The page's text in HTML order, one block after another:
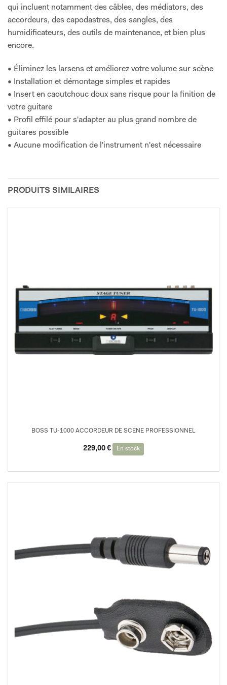
qui incluent notamment des câbles, des médiators, des
accordeurs, des capodastres, des sangles, des
humidificateurs, des outils de maintenance, et bien plus
encore.
• Éliminez les larsens et améliorez votre volume sur scène
• Installation et démontage simples et rapides
• Insert en caoutchouc doux sans risque pour la finition de
votre guitare
• Profil effilé pour s'adapter au plus grand nombre de
guitares possible
• Aucune modification de l'instrument n'est nécessaire
PRODUITS SIMILAIRES
BOSS TU-1000 ACCORDEUR DE SCENE PROFESSIONNEL
229,00 € En stock